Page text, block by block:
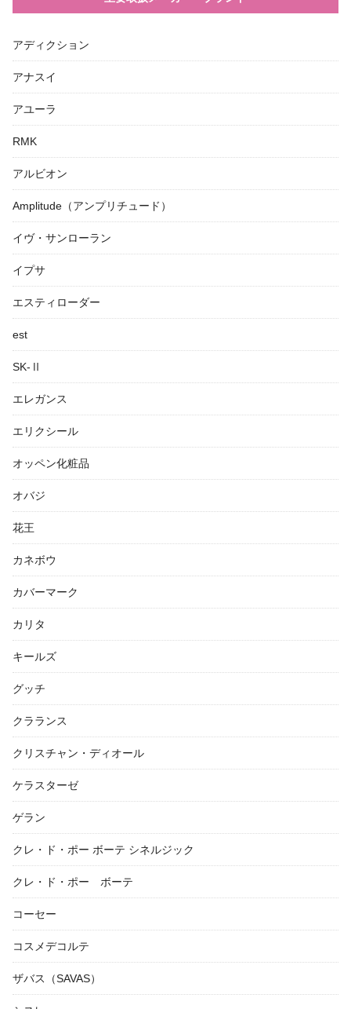
アディクション
アナスイ
アユーラ
RMK
アルビオン
Amplitude（アンプリチュード）
イヴ・サンローラン
イプサ
エスティローダー
est
SK-Ⅱ
エレガンス
エリクシール
オッペン化粧品
オバジ
花王
カネボウ
カバーマーク
カリタ
キールズ
グッチ
クラランス
クリスチャン・ディオール
ケラスターゼ
ゲラン
クレ・ド・ポー ボーテ シネルジック
クレ・ド・ポー ボーテ
コーセー
コスメデコルテ
ザバス（SAVAS）